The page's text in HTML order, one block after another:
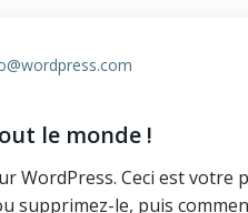
le monde !
WordPress. Ceci est votre
supprimez-le, puis